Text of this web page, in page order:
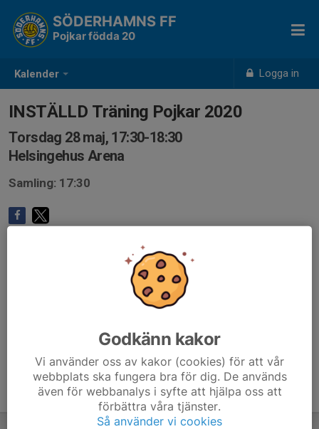
Kalender Logga in
SÖDERHAMNS FF
Pojkar födda 20
INSTÄLLD Träning Pojkar 2020
Torsdag 28 maj, 17:30-18:30
Helsingehus Arena
Samling: 17:30
Godkänn kakor
Vi använder oss av kakor (cookies) för att vår
webbplats ska fungera bra för dig. De används
även för webbanalys i syfte att hjälpa oss att
förbättra våra tjänster.
Så använder vi cookies